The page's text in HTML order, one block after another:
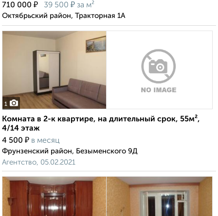
710 000 ₽ 39 500 ₽ за м²
Октябрьский район, Тракторная 1А
1
Комната в 2-к квартире, на длительный срок, 55м²,
4/14 этаж
4 500 ₽ в месяц
Фрунзенский район, Безыменского 9Д
Агентство, 05.02.2021